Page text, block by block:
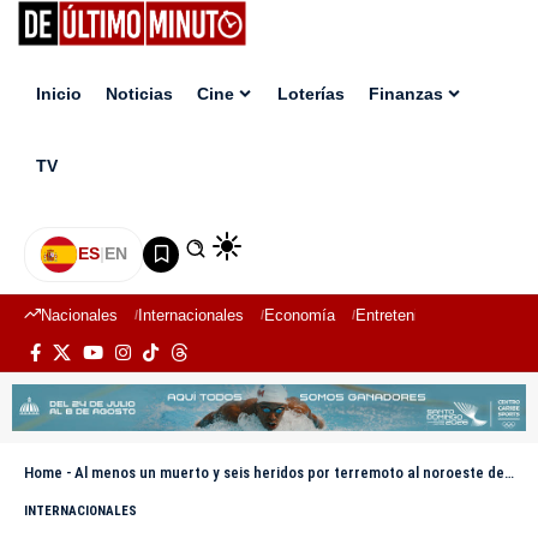
Inicio Noticias Cine Loterías Finanzas
TV
ES|EN
Nacionales Internacionales Economía Entretenimiento
Home - Al menos un muerto y seis heridos por terremoto al noroeste de Turquía
INTERNACIONALES